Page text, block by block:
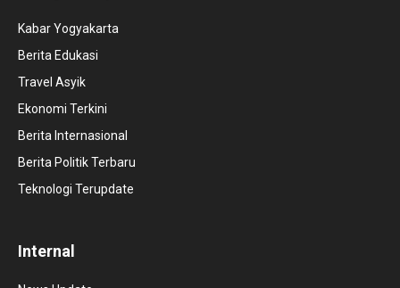
Kabar Yogyakarta
Berita Edukasi
Travel Asyik
Ekonomi Terkini
Berita Internasional
Berita Politik Terbaru
Teknologi Terupdate
Internal